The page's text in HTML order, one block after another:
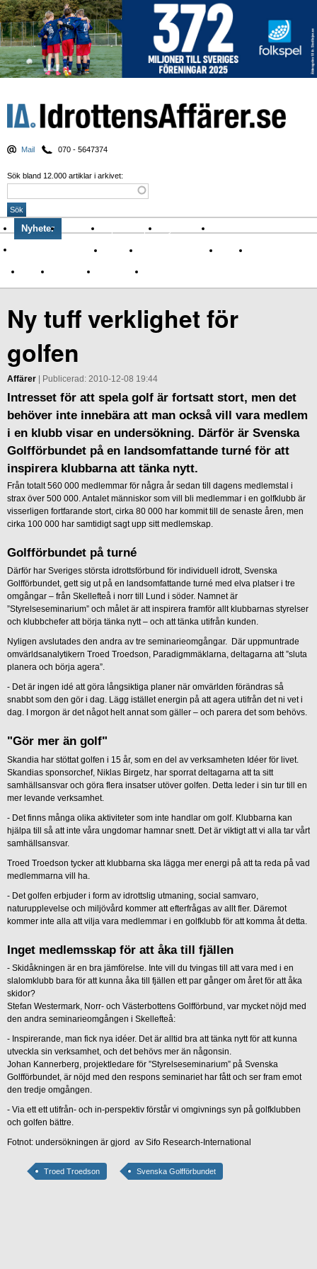
Mail 070 - 5647374
Sök bland 12.000 artiklar i arkivet:
Nyheter Krönikor Sport & spel Nyhetsbrev
Om Idrottens Affärer
Affärer I spåren av Corona Arena
Namn Sponsring TV-nyheter
Ny tuff verklighet för
golfen
Affärer | Publicerad: 2010-12-08 19:44
Intresset för att spela golf är fortsatt stort, men det
behöver inte innebära att man också vill vara medlem
i en klubb visar en undersökning. Därför är Svenska
Golfförbundet på en landsomfattande turné för att
inspirera klubbarna att tänka nytt.
Från totalt 560 000 medlemmar för några år sedan till dagens medlemstal i
strax över 500 000. Antalet människor som vill bli medlemmar i en golfklubb är
visserligen fortfarande stort, cirka 80 000 har kommit till de senaste åren, men
cirka 100 000 har samtidigt sagt upp sitt medlemskap.
Golfförbundet på turné
Därför har Sveriges största idrottsförbund för individuell idrott, Svenska
Golfförbundet, gett sig ut på en landsomfattande turné med elva platser i tre
omgångar – från Skellefteå i norr till Lund i söder. Namnet är
”Styrelseseminarium” och målet är att inspirera framför allt klubbarnas styrelser
och klubbchefer att börja tänka nytt – och att tänka utifrån kunden.
Nyligen avslutades den andra av tre seminarieomgångar. Där uppmuntrade
omvärldsanalytikern Troed Troedson, Paradigmmäklarna, deltagarna att ”sluta
planera och börja agera”.
- Det är ingen idé att göra långsiktiga planer när omvärlden förändras så
snabbt som den gör i dag. Lägg istället energin på att agera utifrån det ni vet i
dag. I morgon är det något helt annat som gäller – och parera det som behövs.
"Gör mer än golf"
Skandia har stöttat golfen i 15 år, som en del av verksamheten Idéer för livet.
Skandias sponsorchef, Niklas Birgetz, har sporrat deltagarna att ta sitt
samhällsansvar och göra flera insatser utöver golfen. Detta leder i sin tur till en
mer levande verksamhet.
- Det finns många olika aktiviteter som inte handlar om golf. Klubbarna kan
hjälpa till så att inte våra ungdomar hamnar snett. Det är viktigt att vi alla tar vårt
samhällsansvar.
Troed Troedson tycker att klubbarna ska lägga mer energi på att ta reda på vad
medlemmarna vill ha.
- Det golfen erbjuder i form av idrottslig utmaning, social samvaro,
naturupplevelse och miljövård kommer att efterfrågas av allt fler. Däremot
kommer inte alla att vilja vara medlemmar i en golfklubb för att komma åt detta.
Inget medlemsskap för att åka till fjällen
- Skidåkningen är en bra jämförelse. Inte vill du tvingas till att vara med i en
slalomklubb bara för att kunna åka till fjällen ett par gånger om året för att åka
skidor?
Stefan Westermark, Norr- och Västerbottens Golfförbund, var mycket nöjd med
den andra seminarieomgången i Skellefteå:
- Inspirerande, man fick nya idéer. Det är alltid bra att tänka nytt för att kunna
utveckla sin verksamhet, och det behövs mer än någonsin.
Johan Kannerberg, projektledare för ”Styrelseseminarium” på Svenska
Golfförbundet, är nöjd med den respons seminariet har fått och ser fram emot
den tredje omgången.
- Via ett ett utifrån- och in-perspektiv förstår vi omgivnings syn på golfklubben
och golfen bättre.
Fotnot: undersökningen är gjord av Sifo Research-International
Troed Troedson Svenska Golfförbundet